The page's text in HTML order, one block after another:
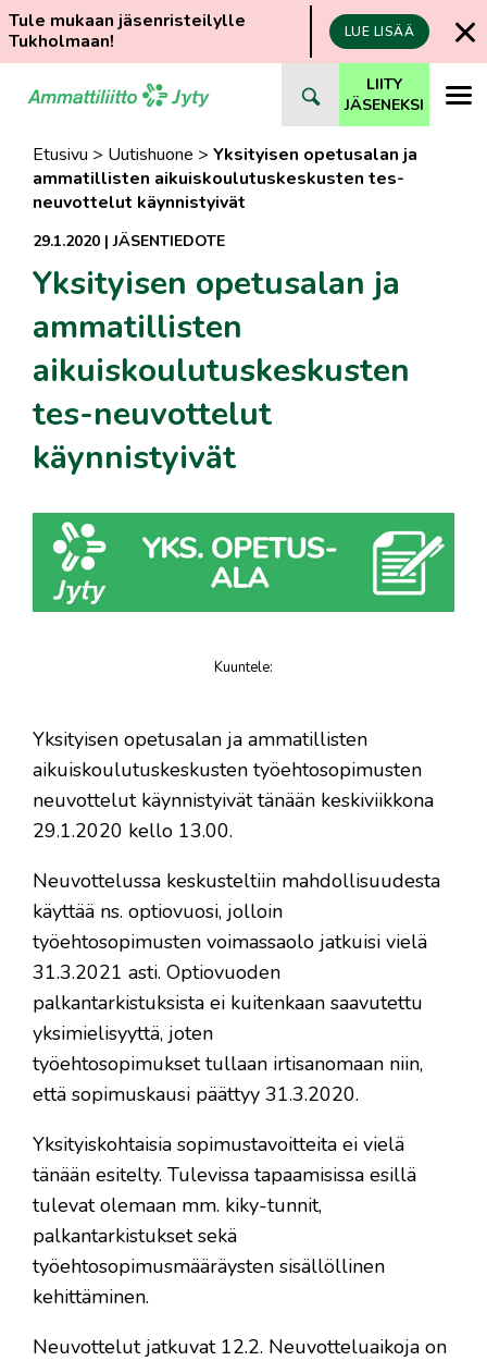
Tule mukaan jäsenristeilylle
Tukholmaan!
LUE LISÄÄ
suoraan
LIITY
JÄSENEKSI
Etusivu > Uutishuone > Yksityisen opetusalan ja
ammatillisten aikuiskoulutuskeskusten tes-
neuvottelut käynnistyivät
29.1.2020 |JÄSENTIEDOTE
Yksityisen opetusalan ja
ammatillisten
aikuiskoulutuskeskusten
tes-neuvottelut
käynnistyivät
Kuuntele:
Yksityisen opetusalan ja ammatillisten
aikuiskoulutuskeskusten työehtosopimusten
neuvottelut käynnistyivät tänään keskiviikkona
29.1.2020 kello 13.00.
Neuvottelussa keskusteltiin mahdollisuudesta
käyttää ns. optiovuosi, jolloin
työehtosopimusten voimassaolo jatkuisi vielä
31.3.2021 asti. Optiovuoden
palkantarkistuksista ei kuitenkaan saavutettu
yksimielisyyttä, joten
työehtosopimukset tullaan irtisanomaan niin,
että sopimuskausi päättyy 31.3.2020.
Yksityiskohtaisia sopimustavoitteita ei vielä
tänään esitelty. Tulevissa tapaamisissa esillä
tulevat olemaan mm. kiky-tunnit,
palkantarkistukset sekä
työehtosopimusmääräysten sisällöllinen
kehittäminen.
Neuvottelut jatkuvat 12.2. Neuvotteluaikoja on